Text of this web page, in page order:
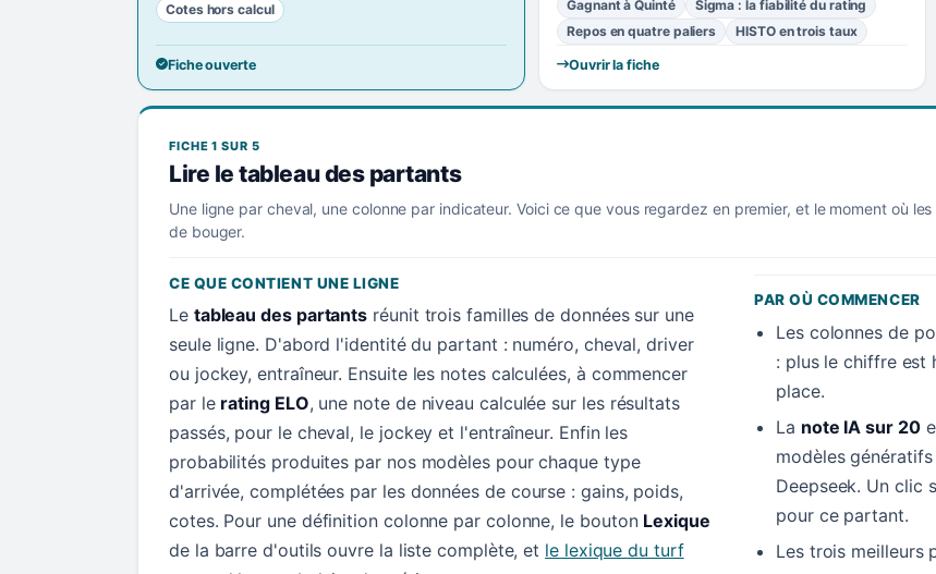
Cotes hors calcul
Fiche ouverte
Gagnant à Quinté
Sigma : la fiabilité du rating
Repos en quatre paliers
HISTO en trois taux
Ouvrir la fiche
FICHE 1 SUR 5
Lire le tableau des partants
Une ligne par cheval, une colonne par indicateur. Voici ce que vous regardez en premier, et le moment où
de bouger.
CE QUE CONTIENT UNE LIGNE
Le tableau des partants réunit trois familles de données sur une
seule ligne. D'abord l'identité du partant : numéro, cheval, driver
ou jockey, entraîneur. Ensuite les notes calculées, à commencer
par le rating ELO, une note de niveau calculée sur les résultats
passés, pour le cheval, le jockey et l'entraîneur. Enfin les
probabilités produites par nos modèles pour chaque type
d'arrivée, complétées par les données de course : gains, poids,
cotes. Pour une définition colonne par colonne, le bouton Lexique
de la barre d'outils ouvre la liste complète, et le lexique du turf
PAR OÙ COMMENCER
Les colonnes de
: plus le chiffre est
place.
La note IA sur 20
modèles
Deepseek. Un clic
pour ce partant.
Les trois meilleurs